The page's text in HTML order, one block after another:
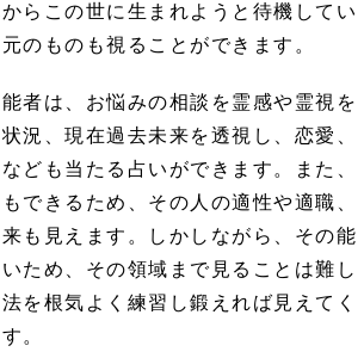
らこの世に生まれようと待機してい
のものも視ることができます。
者は、お悩みの相談を霊感や霊視を
況、現在過去未来を透視し、恋愛、
ども当たる占いができます。また、
できるため、その人の適性や適職、
も見えます。しかしながら、その能
ため、その領域まで見ることは難し
を根気よく練習し鍛えれば見えてく
。